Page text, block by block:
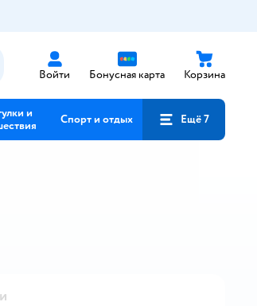
Войти Бонусная карта Корзина
и
Спорт и отдых Ещё 7